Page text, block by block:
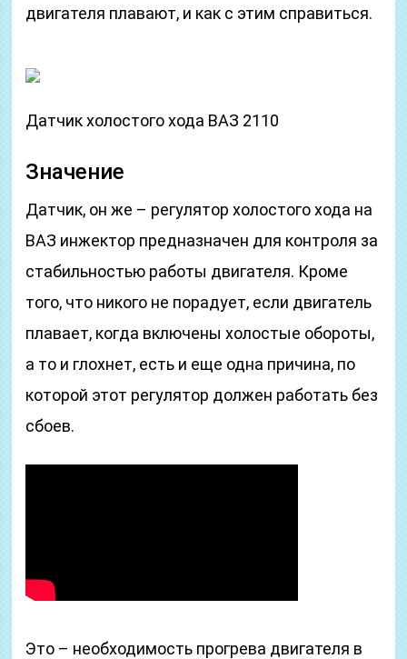
двигателя плавают, и как с этим справиться.
Датчик холостого хода ВАЗ 2110
Значение
Датчик, он же – регулятор холостого хода на
ВАЗ инжектор предназначен для контроля за
стабильностью работы двигателя. Кроме
того, что никого не порадует, если двигатель
плавает, когда включены холостые обороты,
а то и глохнет, есть и еще одна причина, по
которой этот регулятор должен работать без
сбоев.
Это – необходимость прогрева двигателя в